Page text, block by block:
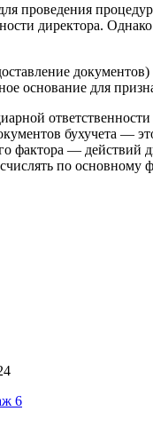
проведения
директора.
основание для
бухучета —
фактора —
по основному
6